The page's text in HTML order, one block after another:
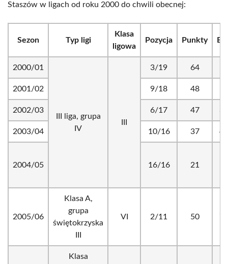
Staszów w ligach od roku 2000 do chwili obecnej:
Sezon Typ ligi
Klasa
ligowa
Pozycja Punkty
2000/01
III liga, grupa
IV
3/19 64
2001/02 9/18 48
2002/03 6/17 47
2003/04 10/16 37
2004/05 16/16 21
2005/06
Klasa A,
grupa
świętokrzyska
VI 2/11 50
Klasa